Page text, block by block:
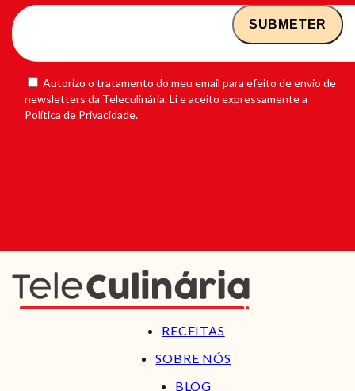
Autorizo o tratamento do meu email para efeito de envio de
newsletters da Teleculinária. Li e aceito expressamente a
Política de Privacidade.
RECEITAS
SOBRE NÓS
BLOG